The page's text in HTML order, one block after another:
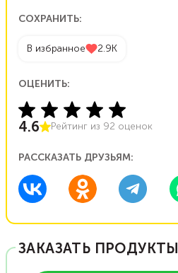
СОХРАНИТЬ:
В избранное 2.9K
ОЦЕНИТЬ:
4.6 Рейтинг из 92 оценок
РАССКАЗАТЬ ДРУЗЬЯМ:
ЗАКАЗАТЬ ПРОДУКТЫ